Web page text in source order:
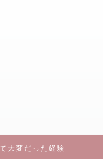
ル
大変だった経験